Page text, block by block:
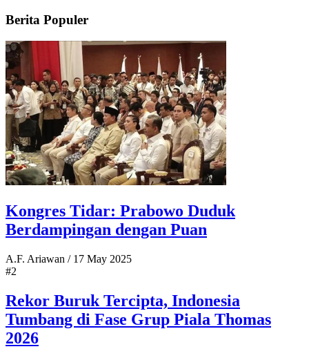
Berita Populer
Kongres Tidar: Prabowo Duduk
Berdampingan dengan Puan
A.F. Ariawan / 17 May 2025
#2
Rekor Buruk Tercipta, Indonesia
Tumbang di Fase Grup Piala Thomas
2026